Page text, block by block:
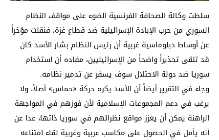
سلطت وكالة الصحافة الفرنسية الضوء على مواقف النظام
السوري من حرب الإبادة الإسرائيلية ضد قطاع غزة، فنقلت مؤخراً
عن أوساط دبلوماسية غربية أن رئيس النظام بشار الأسد كان
قد تلقى تحذيراً واضحاً من الإسرائيليين، مفاده أن استخدام
سوريا ضد دولة الاحتلال سوف يسفر عن تدمير نظامه.
وجاء في التقرير أيضاً أن الأسد يكره حركة «حماس» أصلاً، ولا
يرغب في دعم المجموعات الإسلامية لأن فوزهم في المواجهة
الراهنة يمكن أن يعزز مواقع نظرائهم في سوريا ذاتها، عدا عن
أنه يأمل في الحصول على مكاسب عربية وغربية لقاء امتناعه